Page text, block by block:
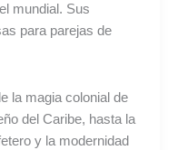
mundial. Sus
para parejas de
la magia colonial de
del Caribe, hasta la
y la modernidad